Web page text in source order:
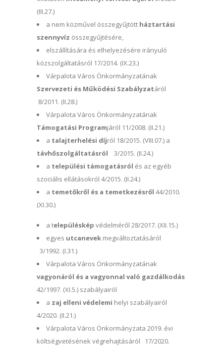
(III.27.)
a nem közművel összegyűjtött háztartási
szennyvíz összegyűjtésére,
elszállítására és elhelyezésére irányuló
közszolgáltatásról 17/2014. (IX.23.)
Várpalota Város Önkormányzatának
Szervezeti és Működési Szabályzatáról
8/2011. (II.28.)
Várpalota Város Önkormányzatának
Támogatási Programjáról 11/2008. (II.21.)
a talajterhelési díjról 18/2015. (VIII.07.) a
távhőszolgáltatásról 3/2015. (II.24.)
a települési támogatásról és az egyéb
szociális ellátásokról 4/2015. (II.24.)
a temetőkről és a temetkezésről 44/2010.
(XI.30.)
a településkép védelméről 28/2017. (XII.15.)
egyes utcanevek megváltoztatásáról
3/1992. (I.31.)
Várpalota Város Önkormányzatának
vagyonáról és a vagyonnal való gazdálkodás
42/1997. (XI.5.) szabályairól
a zaj elleni védelemi helyi szabályairól
4/2020. (II.21.)
Várpalota Város Önkormányzata 2019. évi
költségvetésének végrehajtásáról 17/2020.